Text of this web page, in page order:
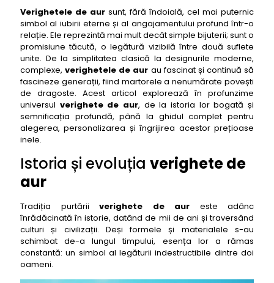
Culorile verighete de aur: galben, alb și roz
Verighete de aur galben
Verighete de aur alb
Verighete de aur roz (rose gold)
Alegerea designului perfect pentru verighete de aur
Verighete de aur clasice și simple
Verighete de aur cu diamante
Verighete de aur gravate sau texturate
Verighete de aur cu profil confort (comfort fit)
Măsurarea și potrivirea perfectă pentru verighete de
aur
Gravarea verighete de aur: un mesaj personal și etern
Îngrijirea și întreținerea verighete de aur
Bugetul și prețul verighete de aur
Verighetele de aur sunt, fără îndoială, cel mai puternic
simbol al iubirii eterne și al angajamentului profund într-o
relație. Ele reprezintă mai mult decât simple bijuterii; sunt o
promisiune tăcută, o legătură vizibilă între două suflete
unite. De la simplitatea clasică la designurile moderne,
complexe,verighetele de aur au fascinat și continuă să
fascineze generații, fiind martorele a nenumărate povești
de dragoste. Acest articol explorează în profunzime
universul verighete de aur, de la istoria lor bogată și
semnificația profundă, până la ghidul complet pentru
alegerea, personalizarea și îngrijirea acestor prețioase
inele.
Istoria și evoluția verighete de
aur
Tradiția purtării verighete de aur este adânc
înrădăcinată în istorie, datând de mii de ani și traversând
culturi și civilizații. Deși formele și materialele s-au
schimbat de-a lungul timpului, esența lor a rămas
constantă: un simbol al legăturii indestructibile dintre doi
oameni.